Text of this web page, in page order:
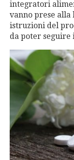
integratori
vanno prese alla
istruzioni del
da poter seguire